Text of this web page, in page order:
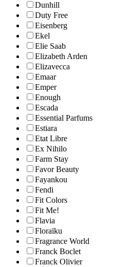
Dunhill
Duty Free
Eisenberg
Ekel
Elie Saab
Elizabeth Arden
Elizavecca
Emaar
Emper
Enough
Escada
Essential Parfums
Estiara
Etat Libre
Ex Nihilo
Farm Stay
Favor Beauty
Fayankou
Fendi
Fit Colors
Fit Me!
Flavia
Floraïku
Fragrance World
Franck Boclet
Franck Olivier